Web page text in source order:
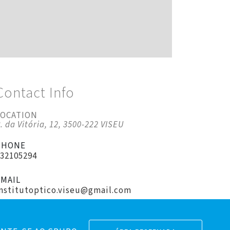
Info
da Vitória, 12, 3500-222 VISEU